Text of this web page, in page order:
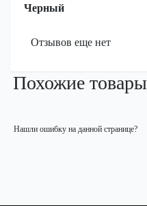
Черный
Отзывов еще нет
Похожие товары
Нашли ошибку на данной странице?